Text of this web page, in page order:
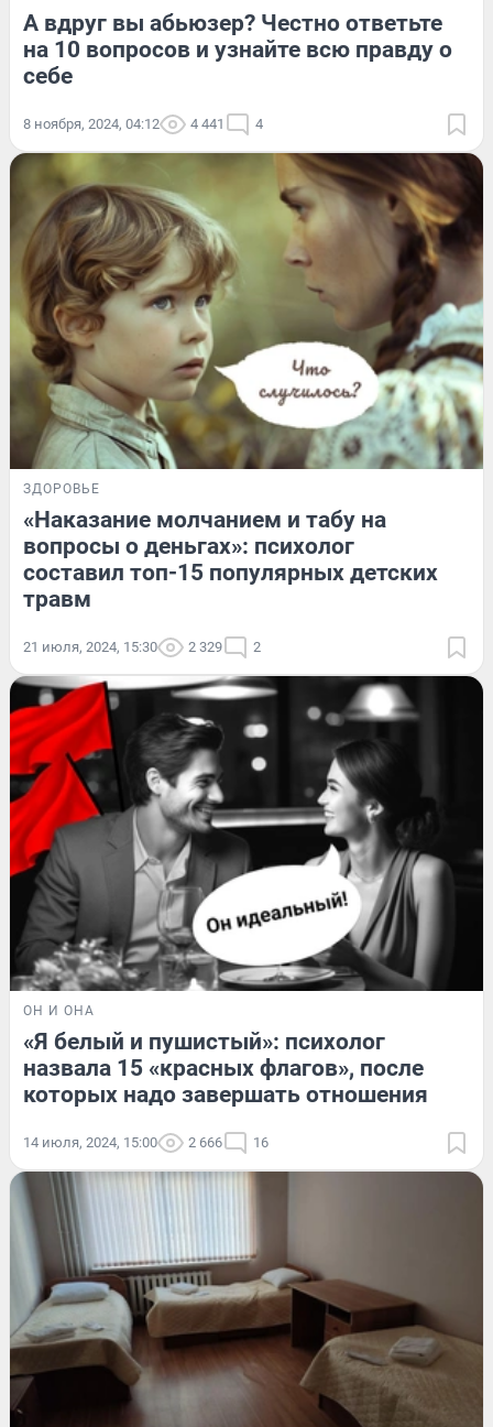
А вдруг вы абьюзер? Честно ответьте
на 10 вопросов и узнайте всю правду о
себе
8 ноября, 2024, 04:12 4 441 4
ЗДОРОВЬЕ
«Наказание молчанием и табу на
вопросы о деньгах»: психолог
составил топ-15 популярных детских
травм
21 июля, 2024, 15:30 2 329 2
ОН И ОНА
«Я белый и пушистый»: психолог
назвала 15 «красных флагов», после
которых надо завершать отношения
14 июля, 2024, 15:00 2 666 16